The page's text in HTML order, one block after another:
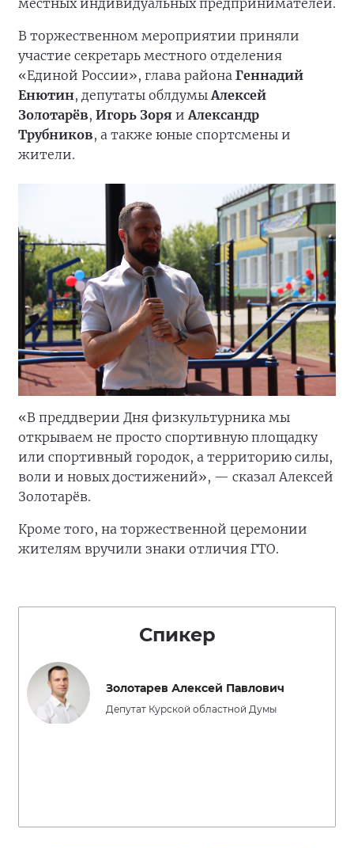
местных индивидуальных предпринимателей.
В торжественном мероприятии приняли
участие секретарь местного отделения
«Единой России», глава района Геннадий
Енютин, депутаты облдумыАлексей
Золотарёв, Игорь Зоря иАлександр
Трубников, а также юные спортсмены и
жители.
«В преддверии Дня физкультурника мы
открываем не просто спортивную площадку
или спортивный городок, а территорию силы,
воли и новых достижений», — сказал Алексей
Золотарёв.
Кроме того, на торжественной церемонии
жителям вручили знаки отличия ГТО.
Спикер
Золотарев Алексей Павлович
Депутат Курской областной Думы